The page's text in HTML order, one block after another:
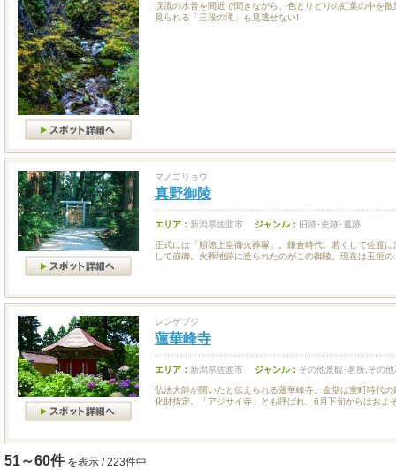
渓流の水音を間近で聞きながら、色とりどりの紅葉の中を
見られる「三段の滝」も見逃せない!
マノゴリョウ
真野御陵
エリア： 新潟県佐渡市 ジャンル： 旧跡･史跡･遺跡
正式には「順徳上皇御火葬塚」。鎌倉時代、若くして佐渡
して崩御。火葬地跡に造られたのがこの御陵。現在は玉垣の
レンゲブジ
蓮華峰寺
エリア： 新潟県佐渡市 ジャンル： その他景観･名所,その
弘法大師が開いたと伝えられる蓮華峰寺。金堂は室町時代
化財指定。「アジサイ寺」とも呼ばれ、6月下旬からはおよ
51～60件 を表示 / 223件中